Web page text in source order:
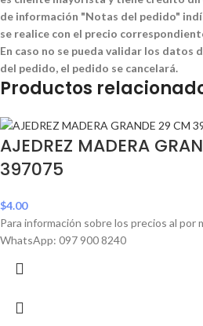
de información "Notas del pedido"
se realice con el precio
En caso no se pueda validar los datos
del pedido, el pedido se cancelará.
Productos
AJEDREZ MADERA
397075
$4.00
Para información sobre los precios al por
WhatsApp: 097 900 8240